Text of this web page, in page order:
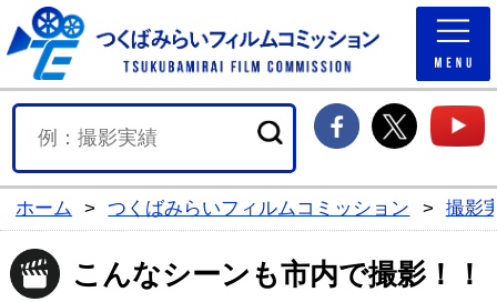
つく
つくばみら
つくば
ホーム > つくばみらいフィルムコミッション > 撮影
こんなシーンも市内で撮影！！